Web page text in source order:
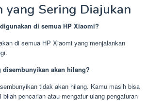
yang Sering Diajukan
di semua HP Xiaomi?
di semua HP Xiaomi yang menjalankan
disembunyikan akan hilang?
tidak akan hilang. Kamu masih bisa
pencarian atau mengatur ulang pengaturan